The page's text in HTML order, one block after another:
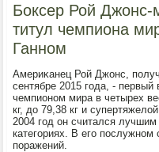
Боксер Рой
титул чемпиона
Ганном
Америκанец Рой Джонс,
сентябре 2015 года, -
чемпионом мира в четырех
кг, дο 79,38 кг и
2004 год он считался
категориях. В его
поражений.